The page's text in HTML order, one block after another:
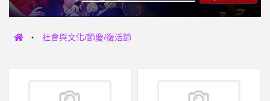
社會與文化/節慶/復活節